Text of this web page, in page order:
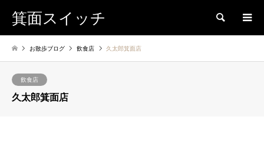
箕面スイッチ 検索
お散歩ブログ 飲食店 久太郎箕面店
飲食店
久太郎箕面店